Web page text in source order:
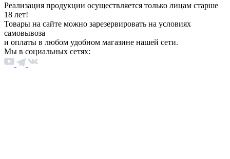
Реализация продукции осуществляется только лицам старше
18 лет!
Товары на сайте можно зарезервировать на условиях
самовывоза
и оплаты в любом удобном магазине нашей сети.
Мы в социальных сетях: